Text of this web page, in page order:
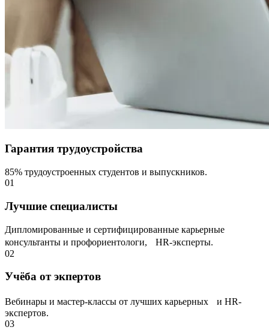
Гарантия трудоустройства
85% трудоустроенных студентов и выпускников.
01
Лучшие специалисты
Дипломированные и сертифицированные карьерные
консультанты и профориентологи, НR-эксперты.
02
Учёба от экпертов
Вебинары и мастер-классы от лучших карьерных и HR-
экспертов.
03